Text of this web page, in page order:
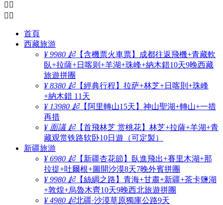
 
 
首頁
西藏旅游
¥ 9980 起【含機票火車票】成都往返飛機+青藏軟
臥+拉薩+日喀则+羊湖+珠峰+納木錯10天9晚西藏
旅遊拼團
¥ 8380 起【經典行程】拉萨+林芝+日喀則+珠峰
+納木錯 11天
¥ 13980 起【阿里轉山15天】神山聖湖+轉山+一措
再措
¥ 面議 起【首飛林芝 赏桃花】林芝+拉薩+羊湖+青
藏观赏铁路软卧10日遊（可定製）
新疆旅游
¥ 6980 起【新疆杏花節】臥進飛出+賽里木湖+那
拉提+吐爾根+圖開沙漠8天7晚外賓拼團
¥ 9980 起【絲綢之路】青海+甘肅+新疆+茶卡鹽湖
+敦煌+烏魯木齊10天9晚西北旅遊拼團
¥ 4980 起北疆·沙漠草原獨庫公路9天